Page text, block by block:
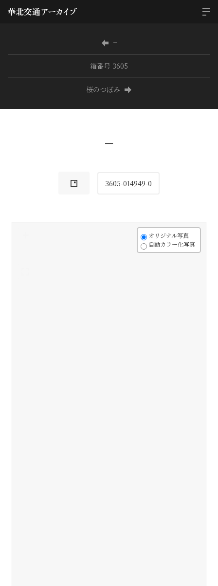
−
箱番号 3605
桜のつぼみ
−
3605-014949-0
オリジナル写真
自動カラー化写真